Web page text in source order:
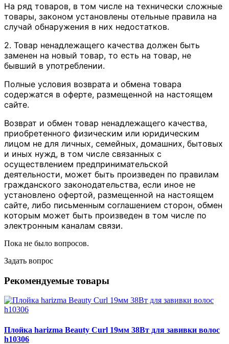
На ряд товаров, в том числе на технически сложные
товары, законом установлены отельные правила на
случай обнаружения в них недостатков.
2. Товар ненадлежащего качества должен быть
заменен на новый товар, то есть на товар, не
бывший в употреблении.
Полные условия возврата и обмена товара
содержатся в оферте, размещенной на настоящем
сайте.
Возврат и обмен товар ненадлежащего качества,
приобретенного физическим или юридическим
лицом не для личных, семейных, домашних, бытовых
и иных нужд, в том числе связанных с
осуществлением предпринимательской
деятельности, может быть произведен по правилам
гражданского законодательства, если иное не
установлено офертой, размещенной на настоящем
сайте, либо письменным соглашением сторон, обмен
которым может быть произведен в том числе по
электронным каналам связи.
Пока не было вопросов.
Задать вопрос
Рекомендуемые товары
Плойка harizma Beauty Curl 19мм 38Вт для завивки волос
h10306